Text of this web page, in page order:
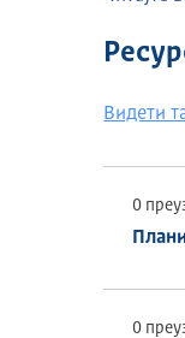
ИЗДАВАЧ
Град
2023
Видети
0
0